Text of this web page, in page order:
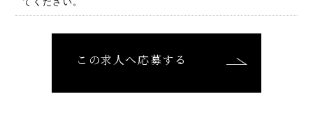
この求人へ応募する